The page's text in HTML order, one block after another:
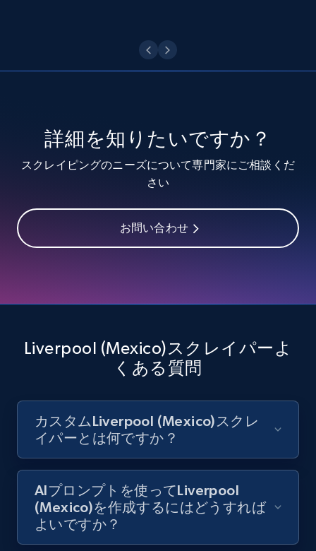
youtube videos by keyword
URL, Title, Youtuber, Youtuber md5, Video url,
8.1K+ 714+ 無料トライアル
URL, Title, Youtuber, Youtuber md5, Video url,
Youtube - Videos posts - Search videos by
keyword and then apply relevant video
URL, Title, Youtuber, Youtuber md5, Video url,
Video length, Likes, Views, and more.
8.1K+ 714+ 無料トライアル
詳細を知りたいですか？
スクレイピングのニーズについて専門家にご相談くだ
さい
お問い合わせ
Liverpool (Mexico)スクレイパーよ
くある質問
カスタムLiverpool (Mexico)スクレ
イパーとは何ですか？
AIプロンプトを使ってLiverpool
(Mexico)を作成するにはどうすれば
よいですか？